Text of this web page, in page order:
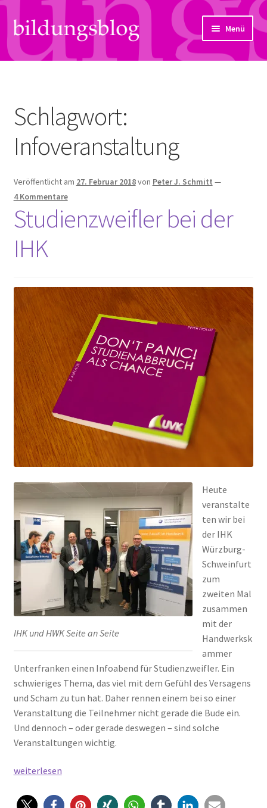
Zur
Navigation
springen
Zum
Inhalt
springen
Menü
Über uns
Links
Kontakt
Subjektiv
Bildungsreport
Hendriks Gedanken
Talks & Tratsch
Alle Beiträge:
Schlagwort:
Infoveranstaltung
Veröffentlicht am 27. Februar 2018von Peter J. Schmitt —
4 Kommentare
Studienzweifler bei der
IHK
IHK und HWK Seite an Seite
Heute
veranstalte
ten wir bei
der IHK
Würzburg-
Schweinfurt
zum
zweiten Mal
zusammen
mit der
Handwerksk
ammer
Unterfranken einen Infoabend für Studienzweifler. Ein
schwieriges Thema, das viel mit dem Gefühl des Versagens
und Scham zu tun hat. Daher rennen einem bei so einer
Veranstaltung die Teilnehmer nicht gerade die Bude ein.
Und dennoch – oder gerade deswegen – sind solche
Veranstaltungen wichtig.
Studienzweifler
der
weiterlesen